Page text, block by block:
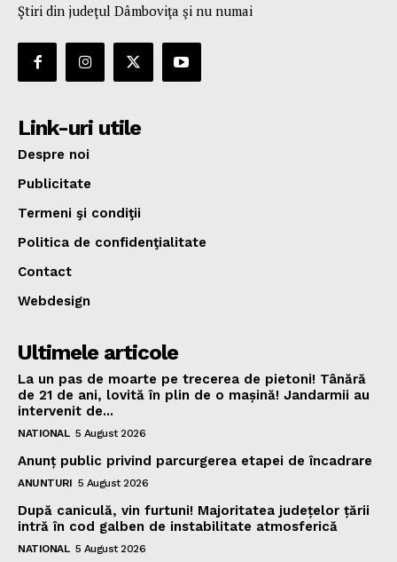
Ştiri din judeţul Dâmboviţa şi nu numai
Link-uri utile
Despre noi
Publicitate
Termeni şi condiţii
Politica de confidenţialitate
Contact
Webdesign
Ultimele articole
La un pas de moarte pe trecerea de pietoni! Tânără
de 21 de ani, lovită în plin de o mașină! Jandarmii au
intervenit de...
NATIONAL 5 August 2026
Anunț public privind parcurgerea etapei de încadrare
ANUNTURI 5 August 2026
După caniculă, vin furtuni! Majoritatea județelor țării
intră în cod galben de instabilitate atmosferică
NATIONAL 5 August 2026